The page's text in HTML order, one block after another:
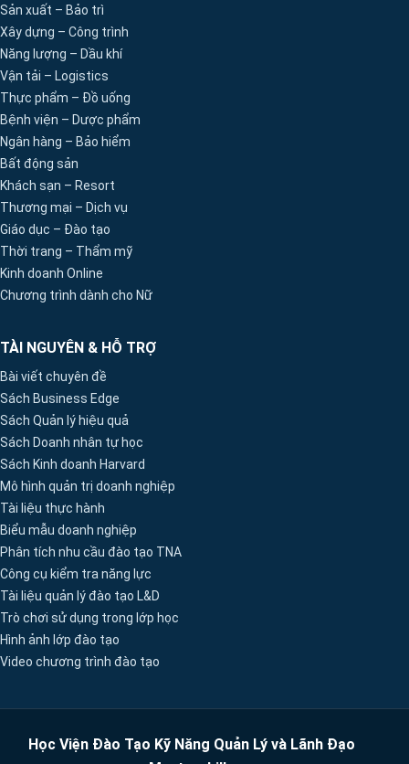
Sản xuất – Bảo trì
Xây dựng – Công trình
Năng lượng – Dầu khí
Vận tải – Logistics
Thực phẩm – Đồ uống
Bệnh viện – Dược phẩm
Ngân hàng – Bảo hiểm
Bất động sản
Khách sạn – Resort
Thương mại – Dịch vụ
Giáo dục – Đào tạo
Thời trang – Thẩm mỹ
Kinh doanh Online
Chương trình dành cho Nữ
TÀI NGUYÊN & HỖ TRỢ
Bài viết chuyên đề
Sách Business Edge
Sách Quản lý hiệu quả
Sách Doanh nhân tự học
Sách Kinh doanh Harvard
Mô hình quản trị doanh nghiệp
Tài liệu thực hành
Biểu mẫu doanh nghiệp
Phân tích nhu cầu đào tạo TNA
Công cụ kiểm tra năng lực
Tài liệu quản lý đào tạo L&D
Trò chơi sử dụng trong lớp học
Hình ảnh lớp đào tạo
Video chương trình đào tạo
Học Viện Đào Tạo Kỹ Năng Quản Lý và Lãnh Đạo